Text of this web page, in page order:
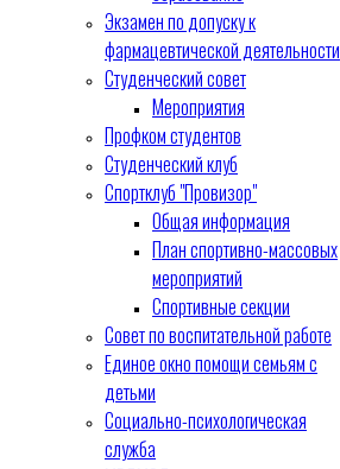
Экзамен по допуску к
фармацевтической деятельности
Студенческий совет
Мероприятия
Профком студентов
Студенческий клуб
Спортклуб "Провизор"
Общая информация
План спортивно-массовых
мероприятий
Спортивные секции
Совет по воспитательной работе
Единое окно помощи семьям с
детьми
Социально-психологическая
служба